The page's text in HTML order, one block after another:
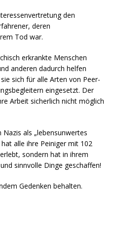
den
deren
Tod war.
erkrankte Menschen
anderen dadurch helfen
sich für alle Arten von Peer-
eingesetzt. Der
Arbeit sicherlich nicht möglich
als „lebensunwertes
alle ihre Peiniger mit 102
sondern hat in ihrem
sinnvolle Dinge geschaffen!
Gedenken behalten.